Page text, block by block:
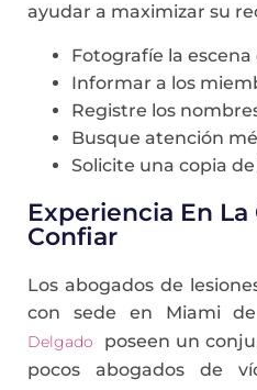
ayudar a maximizar su
Fotografíe la
Informar a los
Registre los
Busque atención
Solicite una copia
Experiencia En
Confiar
Los abogados de
con sede en Miami
Delgado
poseen un
pocos abogados de